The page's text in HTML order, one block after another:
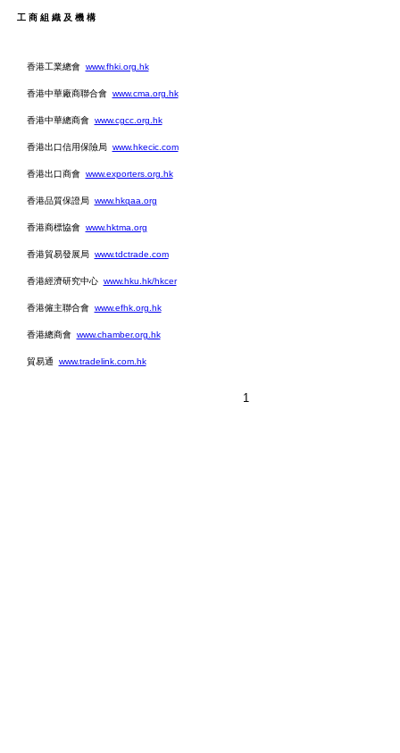
工商組織及機構
香港工業總會 www.fhki.org.hk
香港中華廠商聯合會 www.cma.org.hk
香港中華總商會 www.cgcc.org.hk
香港出口信用保險局 www.hkecic.com
香港出口商會 www.exporters.org.hk
香港品質保證局 www.hkqaa.org
香港商標協會 www.hktma.org
香港貿易發展局 www.tdctrade.com
香港經濟研究中心 www.hku.hk/hkcer
香港僱主聯合會 www.efhk.org.hk
香港總商會 www.chamber.org.hk
貿易通 www.tradelink.com.hk
1